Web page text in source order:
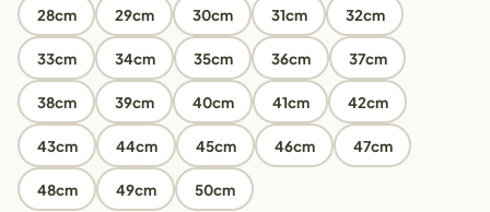
28cm 29cm 30cm 31cm 32cm
33cm 34cm 35cm 36cm 37cm
38cm 39cm 40cm 41cm 42cm
43cm 44cm 45cm 46cm 47cm
48cm 49cm 50cm